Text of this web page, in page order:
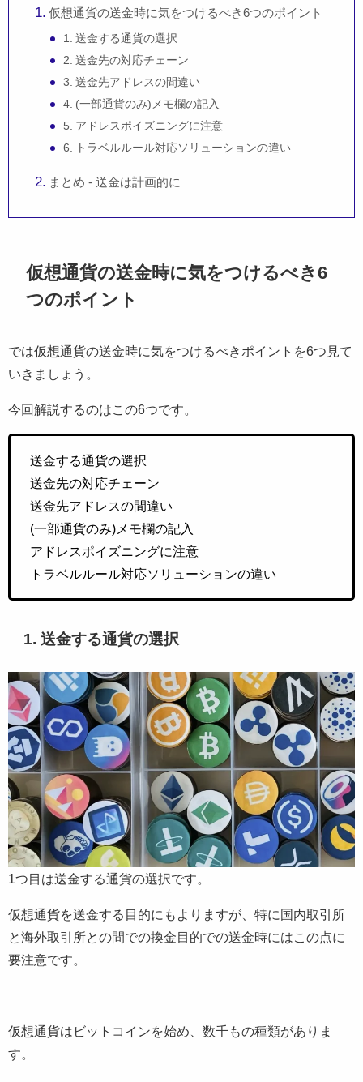
仮想通貨の送金時に気をつけるべき6つのポイント
1. 送金する通貨の選択
2. 送金先の対応チェーン
3. 送金先アドレスの間違い
4. (一部通貨のみ)メモ欄の記入
5. アドレスポイズニングに注意
6. トラベルルール対応ソリューションの違い
まとめ - 送金は計画的に
仮想通貨の送金時に気をつけるべき6
つのポイント
では仮想通貨の送金時に気をつけるべきポイントを6つ見て
いきましょう。
今回解説するのはこの6つです。
送金する通貨の選択
送金先の対応チェーン
送金先アドレスの間違い
(一部通貨のみ)メモ欄の記入
アドレスポイズニングに注意
トラベルルール対応ソリューションの違い
1. 送金する通貨の選択
1つ目は送金する通貨の選択です。
仮想通貨を送金する目的にもよりますが、特に国内取引所
と海外取引所との間での換金目的での送金時にはこの点に
要注意です。
仮想通貨はビットコインを始め、数千もの種類がありま
す。